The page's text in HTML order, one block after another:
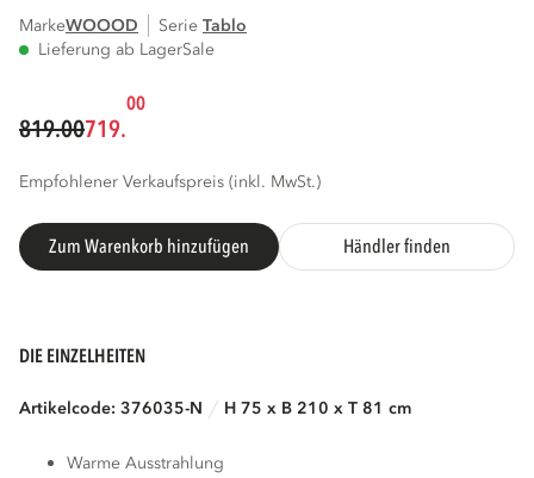
MarkeWOOOD Serie tablo
Lieferung ab LagerSale
819.00719.
00
Empfohlener Verkaufspreis (inkl. MwSt.)
Zum Warenkorb hinzufügen Händler finden
DIE EINZELHEITEN
Artikelcode: 376035-N H 75 x B 210 x T 81 cm
Warme Ausstrahlung